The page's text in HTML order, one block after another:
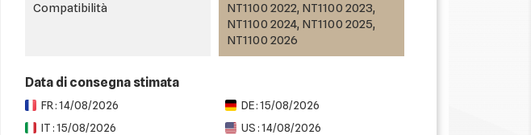
Compatibilità
NT1100 2022, NT1100 2023,
NT1100 2024, NT1100 2025,
NT1100 2026
Data di consegna stimata
FR : 14/08/2026
DE : 15/08/2026
IT : 15/08/2026
US : 14/08/2026